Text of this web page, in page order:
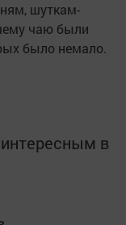
шуткам-
чаю были
было немало.
в